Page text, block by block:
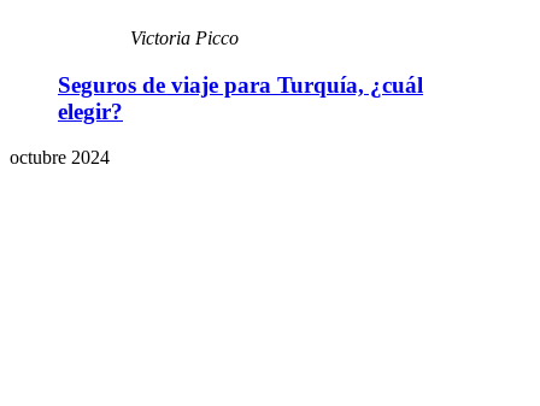
Victoria Picco
Seguros de viaje para Turquía, ¿cuál
elegir?
octubre 2024